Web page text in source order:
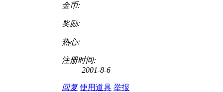
金币:
奖励:
热心:
注册时间:
2001-8-6
回复 使用道具 举报